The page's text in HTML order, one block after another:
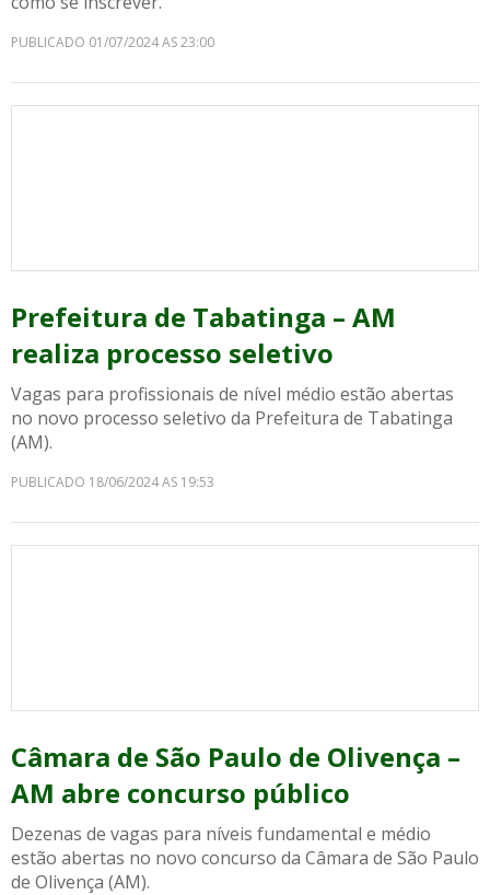
PUBLICADO 01/07/2024 AS 23:00
Prefeitura de Tabatinga – AM
realiza processo seletivo
Vagas para profissionais de nível médio estão abertas
no novo processo seletivo da Prefeitura de Tabatinga
(AM).
PUBLICADO 18/06/2024 AS 19:53
Câmara de São Paulo de Olivença –
AM abre concurso público
Dezenas de vagas para níveis fundamental e médio
estão abertas no novo concurso da Câmara de São Paulo
de Olivença (AM).